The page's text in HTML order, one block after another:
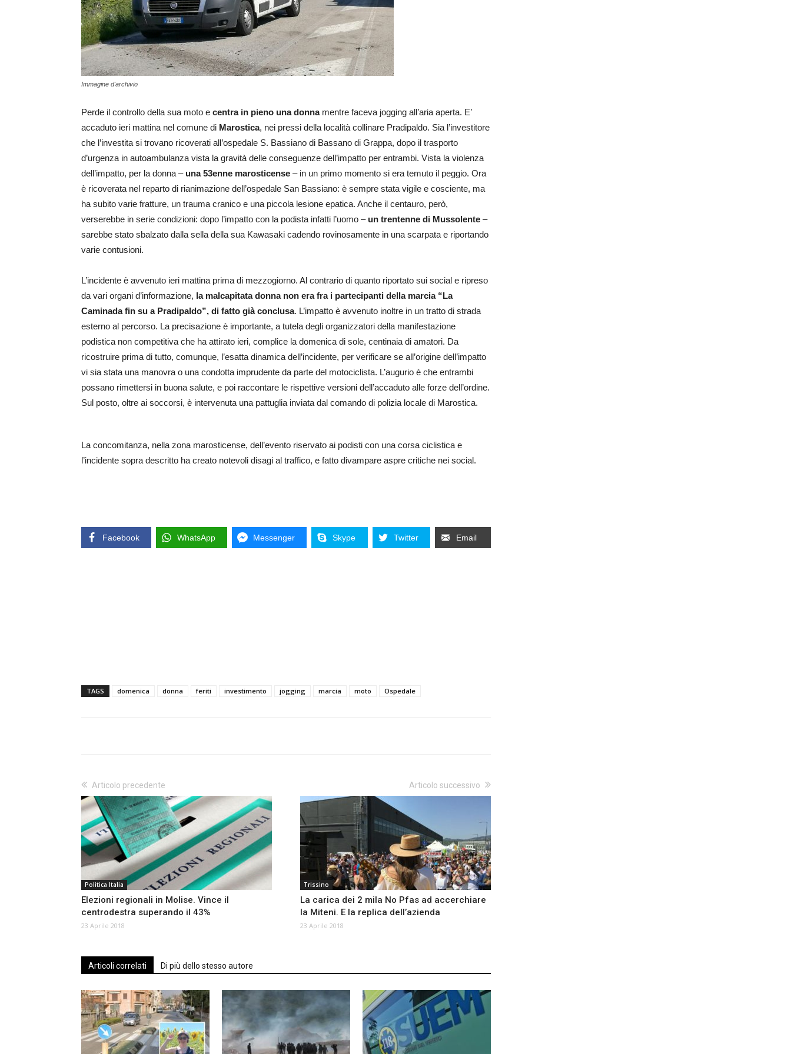
Immagine d'archivio
Perde il controllo della sua moto e centra in pieno una donnamentre faceva jogging all’aria aperta. E’
accaduto ieri mattina nel comune di Marostica, nei pressi della località collinare Pradipaldo. Sia l’investitore
che l’investita si trovano ricoverati all’ospedale S. Bassiano di Bassano di Grappa, dopo il trasporto
d’urgenza in autoambulanza vista la gravità delle conseguenze dell’impatto per entrambi. Vista la violenza
dell’impatto, per la donna –una 53enne marosticense – in un primo momento si era temuto il peggio. Ora
è ricoverata nel reparto di rianimazione dell’ospedale San Bassiano: è sempre stata vigile e cosciente, ma
ha subito varie fratture, un trauma cranico e una piccola lesione epatica. Anche il centauro, però,
verserebbe in serie condizioni: dopo l’impatto con la podista infatti l’uomo – un trentenne di Mussolente –
sarebbe stato sbalzato dalla sella della sua Kawasaki cadendo rovinosamente in una scarpata e riportando
varie contusioni.
L’incidente è avvenuto ieri mattina prima di mezzogiorno. Al contrario di quanto riportato sui social e ripreso
da vari organi d’informazione, la malcapitata donna non era fra i partecipanti della marcia “La
Caminada fin su a Pradipaldo”, di fatto già conclusa. L’impatto è avvenuto inoltre in un tratto di strada
esterno al percorso. La precisazione è importante, a tutela degli organizzatori della manifestazione
podistica non competitiva che ha attirato ieri, complice la domenica di sole, centinaia di amatori. Da
ricostruire prima di tutto, comunque, l’esatta dinamica dell’incidente, per verificare se all’origine dell’impatto
vi sia stata una manovra o una condotta imprudente da parte del motociclista. L’augurio è che entrambi
possano rimettersi in buona salute, e poi raccontare le rispettive versioni dell’accaduto alle forze dell’ordine.
Sul posto, oltre ai soccorsi, è intervenuta una pattuglia inviata dal comando di polizia locale di Marostica.
La concomitanza, nella zona marosticense, dell’evento riservato ai podisti con una corsa ciclistica e
l’incidente sopra descritto ha creato notevoli disagi al traffico, e fatto divampare aspre critiche nei social.
Facebook WhatsApp Messenger Skype Twitter Email
TAGS domenica donna feriti investimento jogging marcia moto Ospedale
Articolo precedente
Politica Italia
Elezioni regionali in Molise. Vince il
centrodestra superando il 43%
23 Aprile 2018
Articolo successivo
Trissino
La carica dei 2 mila No Pfas ad accerchiare
la Miteni. E la replica dell’azienda
23 Aprile 2018
Articoli correlati Di più dello stesso autore